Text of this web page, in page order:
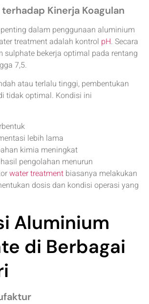
Kinerja Koagulan
dalam penggunaan aluminium
treatment adalah kontrol pH. Secara
sulphate bekerja optimal pada rentang
7,5.
atau terlalu tinggi, pembentukan
tidak optimal. Kondisi ini
lebih lama
kimia meningkat
pengolahan menurun
water treatment biasanya melakukan
dosis dan kondisi operasi yang
Aluminium
di Berbagai